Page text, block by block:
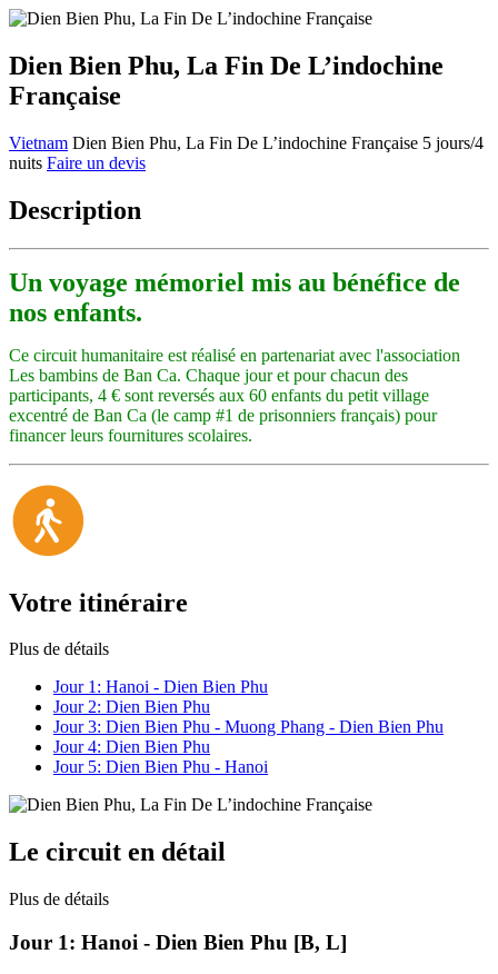
Dien Bien Phu, La Fin De L’indochine
Française
Vietnam Dien Bien Phu, La Fin De L’indochine Française 5 jours/4
nuits Faire un devis
Description
Un voyage mémoriel mis au bénéfice de
nos enfants.
Ce circuit humanitaire est réalisé en partenariat avec l'association
Les bambins de Ban Ca. Chaque jour et pour chacun des
participants, 4 € sont reversés aux 60 enfants du petit village
excentré de Ban Ca (le camp #1 de prisonniers français) pour
financer leurs fournitures scolaires.
Votre itinéraire
Plus de détails
Jour 1: Hanoi - Dien Bien Phu
Jour 2: Dien Bien Phu
Jour 3: Dien Bien Phu - Muong Phang - Dien Bien Phu
Jour 4: Dien Bien Phu
Jour 5: Dien Bien Phu - Hanoi
Le circuit en détail
Plus de détails
Jour 1: Hanoi - Dien Bien Phu [B, L]